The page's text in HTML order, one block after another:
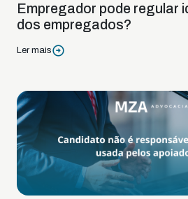
Empregador pode regular
dos empregados?
Ler mais